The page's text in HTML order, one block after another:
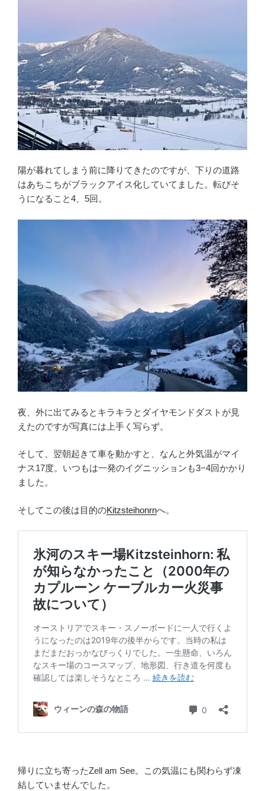
陽が暮れてしまう前に降りてきたのですが、下りの道路
はあちこちがブラックアイス化していてました。転びそ
うになること4、5回。
夜、外に出てみるとキラキラとダイヤモンドダストが見
えたのですが写真には上手く写らず。
そして、翌朝起きて車を動かすと、なんと外気温がマイ
ナス17度。いつもは一発のイグニッションも3−4回かかり
ました。
そしてこの後は目的のKitzsteihonrnへ。
帰りに立ち寄ったZell am See。この気温にも関わらず凍
結していませんでした。